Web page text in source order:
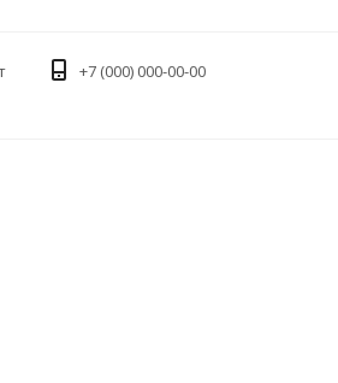
+7 (000) 000-00-00